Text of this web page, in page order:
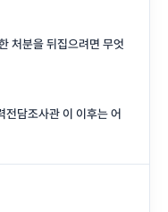
처분을 뒤집으려면 무엇
담조사관 이 이후는 어